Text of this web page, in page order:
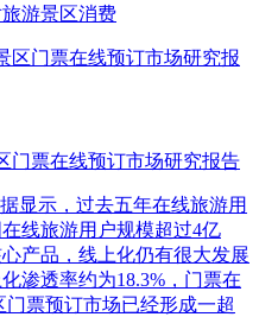
游景区消费
门票在线预订市场研究报告
显示，过去五年在线旅游用
线旅游用户规模超过4亿
产品，线上化仍有很大发展
渗透率约为18.3%，门票在
票预订市场已经形成一超